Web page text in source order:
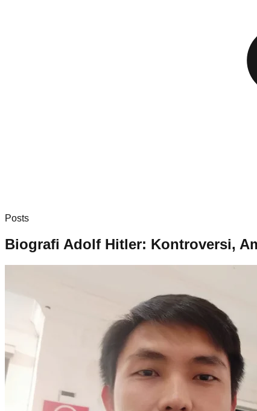
Posts
Biografi Adolf Hitler: Kontroversi,